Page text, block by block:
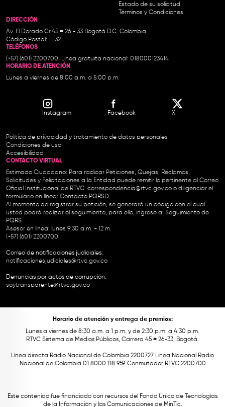
Estado de su solicitud
Términos y Condiciones
DIRECCIÓN
Av. El Dorado Cr.45 # 26 - 33 Bogotá D.C. Colombia.
Código Postal: 111321
TELÉFONOS
(+57) (601) 2200700. Línea gratuita nacional: 018000123414
HORARIO DE ATENCIÓN
Lunes a viernes de 8:00 a.m. a 5:00 p.m.
Instagram Facebook X
Política de privacidad y tratamiento de datos personales
Condiciones de uso
Accesibilidad
CONTACTO VIRTUAL
Estimado Ciudadano: Para radicar Peticiones, Quejas, Reclamos,
Solicitudes y Felicitaciones a la Entidad puede remitir lo pertinente al Correo
Oficial Institucional de RTVC correspondencia@rtvc.gov.co o diligenciar el
formulario en línea: Contacto PQRSD.
Al momento de registrar su petición, se generará un código con el cual
usted podrá realizar el seguimiento, para ello, ingrese a: Seguimiento de
PQRS
Asesor en línea: lunes 9:30 a.m. - 12 m.
(+57) (601) 2200700
Correo de notificaciones judiciales:
notificacionesjudiciales@rtvc.gov.co
Denuncias por actos de corrupción:
soytransparente@rtvc.gov.co
Horario de atención y entrega de premios:
Lunes a viernes de 8:30 a.m. a 1 p.m. y de 2:30 p.m. a 4:30 p.m.
RTVC Sistema de Medios Públicos, Carrera 45 # 26-33, Bogotá.
Línea directa Radio Nacional de Colombia 2200727 Línea Nacional Radio
Nacional de Colombia 01 8000 118 959. Conmutador RTVC 2200700
Este contenido fue financiado con recursos del Fondo Único de Tecnologías
de la Información y las Comunicaciones de MinTic.